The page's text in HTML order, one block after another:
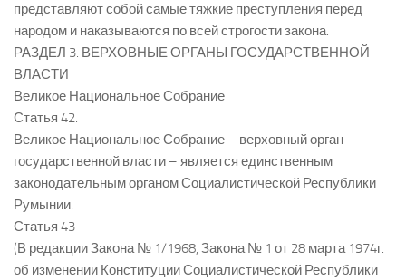
представляют собой самые тяжкие преступления перед
народом и наказываются по всей строгости закона.
РАЗДЕЛ 3. ВЕРХОВНЫЕ ОРГАНЫ ГОСУДАРСТВЕННОЙ
ВЛАСТИ
Великое Национальное Собрание
Статья 42.
Великое Национальное Собрание – верховный орган
государственной власти – является единственным
законодательным органом Социалистической Республики
Румынии.
Статья 43
(В редакции Закона № 1/1968, Закона № 1 от 28 марта 1974г.
об изменении Конституции Социалистической Республики